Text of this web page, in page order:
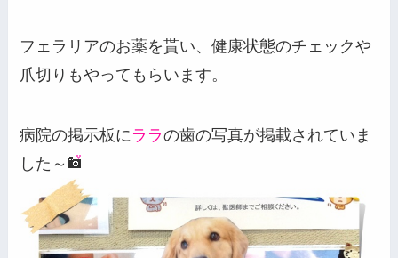
フェラリアのお薬を貰い、健康状態のチェックや
爪切りもやってもらいます。
病院の掲示板にララの歯の写真が掲載されていま
した～